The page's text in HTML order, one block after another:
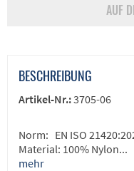
AUF
BESCHREIBUNG
Artikel-Nr.:3705-06
Norm: EN ISO
Material: 100% Nylon...
mehr